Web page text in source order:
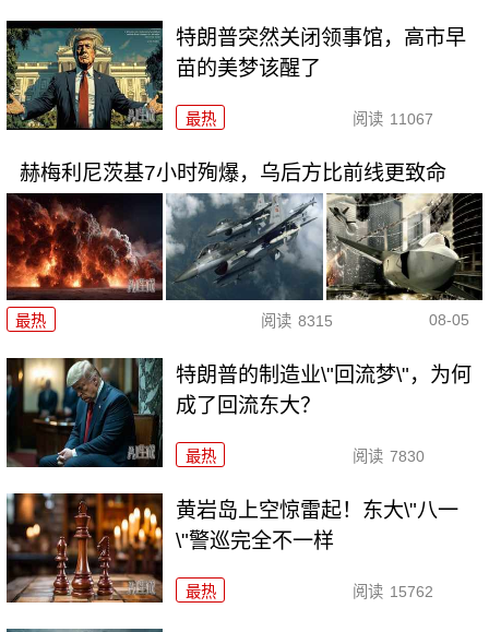
特朗普突然关闭领事馆，高市早
苗的美梦该醒了
最热 阅读 11067
赫梅利尼茨基7小时殉爆，乌后方比前线更致命
最热 阅读 8315 08-05
特朗普的制造业\"回流梦\"，为何
成了回流东大？
最热 阅读 7830
黄岩岛上空惊雷起！东大\"八一
\"警巡完全不一样
最热 阅读 15762